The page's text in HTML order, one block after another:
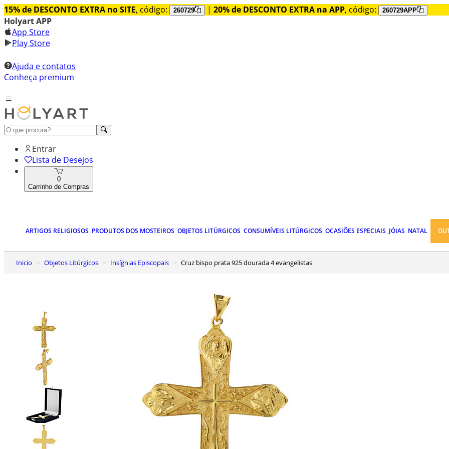
15% de DESCONTO EXTRA no SITE, código: 260729 | 20% de DESCONTO EXTRA na APP, código: 260729APP
Holyart APP
App Store
Play Store
Ajuda e contatos
Conheça premium
Entrar
Lista de Desejos
0
Carrinho de Compras
ARTIGOS RELIGIOSOS PRODUTOS DOS MOSTEIROS OBJETOS LITÚRGICOS CONSUMÍVEIS LITÚRGICOS OCASIÕES ESPECIAIS JÓIAS NATAL
Inicio Objetos Litúrgicos Insígnias Episcopais Cruz bispo prata 925 dourada 4 evangelistas